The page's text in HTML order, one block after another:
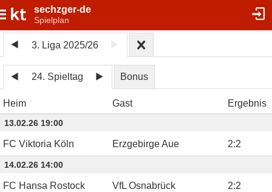
sechzger-de
Spielplan
3. Liga 2025/26
24. Spieltag Bonus
Heim Gast Ergebnis
13.02.26 19:00
FC Viktoria Köln Erzgebirge Aue 2:2
14.02.26 14:00
FC Hansa Rostock VfL Osnabrück 2:2